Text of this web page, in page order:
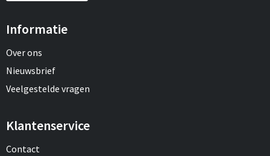
Informatie
Over ons
Nieuwsbrief
Veelgestelde vragen
Klantenservice
Contact